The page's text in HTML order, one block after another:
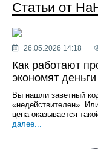
Статьи от
26.05.2026 14:18
Как работают
экономят деньги
Вы нашли заветный
«недействителен».
цена оказывается
далее...